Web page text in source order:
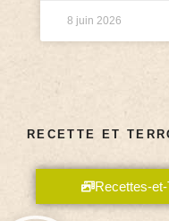
8 juin 2026
RECETTE ET
Recettes-